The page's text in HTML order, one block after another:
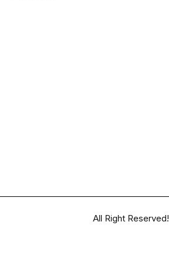
All Right Reserved!